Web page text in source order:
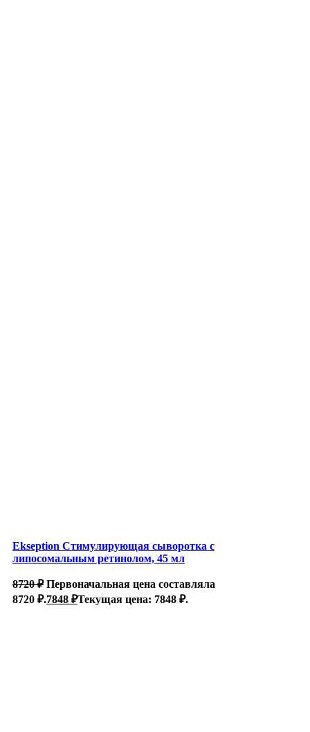
Ekseption Стимулирующая сыворотка с
липосомальным ретинолом, 45 мл
8720₽ Первоначальная цена составляла
8720 ₽.7848 ₽Текущая цена: 7848 ₽.